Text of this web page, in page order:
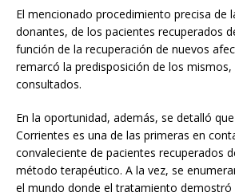
El mencionado procedimiento precisa de
donantes, de los pacientes recuperados
función de la recuperación de nuevos
remarcó la predisposición de los mismos,
consultados.
En la oportunidad, además, se detalló
Corrientes es una de las primeras en
convaleciente de pacientes recuperados
método terapéutico. A la vez, se
el mundo donde el tratamiento demostró